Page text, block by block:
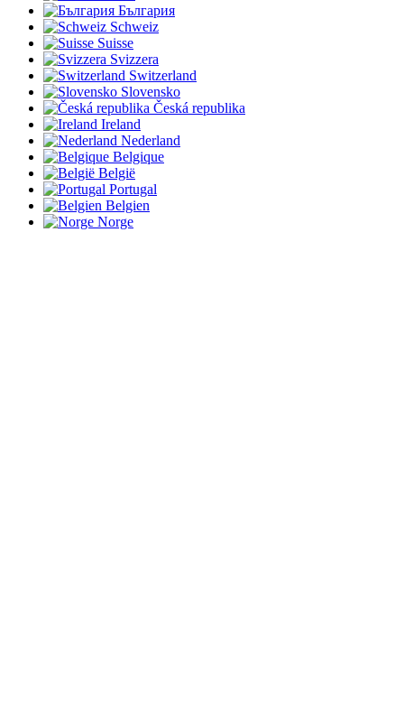
България
Schweiz
Suisse
Svizzera
Switzerland
Slovensko
Česká republika
Ireland
Nederland
Belgique
België
Portugal
Belgien
Norge